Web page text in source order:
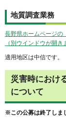
地質調査業務
長野県ホームページの
（別ウインドウが開き
適用地区は中信です。
災害時におけ
について
※この公募は終了しま